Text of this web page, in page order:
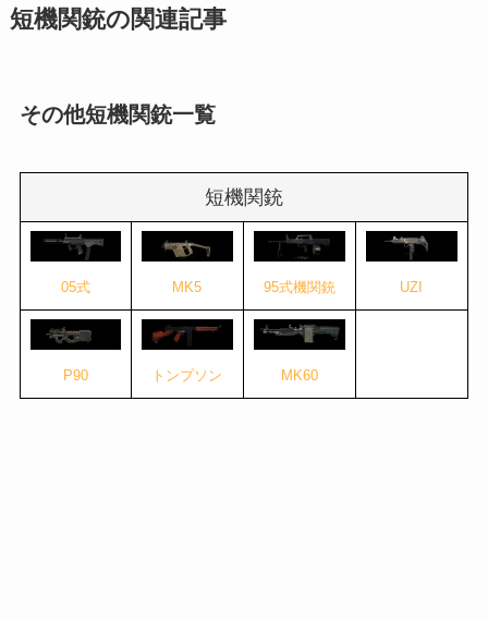
短機関銃の関連記事
その他短機関銃一覧
短機関銃
05式 MK5 95式機関銃 UZI
P90 トンプソン MK60